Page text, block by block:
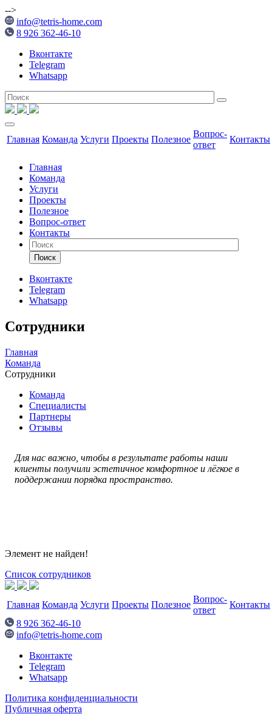
-->
info@tetris-home.com
8 926 362-46-10
Вконтакте
Telegram
Whatsapp
Главная Команда Услуги Проекты Полезное
Вопрос-
ответ
Контакты
Главная
Команда
Услуги
Проекты
Полезное
Вопрос-ответ
Контакты
Поиск
Вконтакте
Telegram
Whatsapp
Сотрудники
Главная
Команда
Сотрудники
Команда
Специалисты
Партнеры
Отзывы
Для нас важно, чтобы в результате работы наши
клиенты получили эстетичное комфортное и лёгкое в
поддержании порядка пространство.
Элемент не найден!
Список сотрудников
Главная Команда Услуги Проекты Полезное
Вопрос-
ответ
Контакты
8 926 362-46-10
info@tetris-home.com
Вконтакте
Telegram
Whatsapp
Политика конфиденциальности
Публичная оферта